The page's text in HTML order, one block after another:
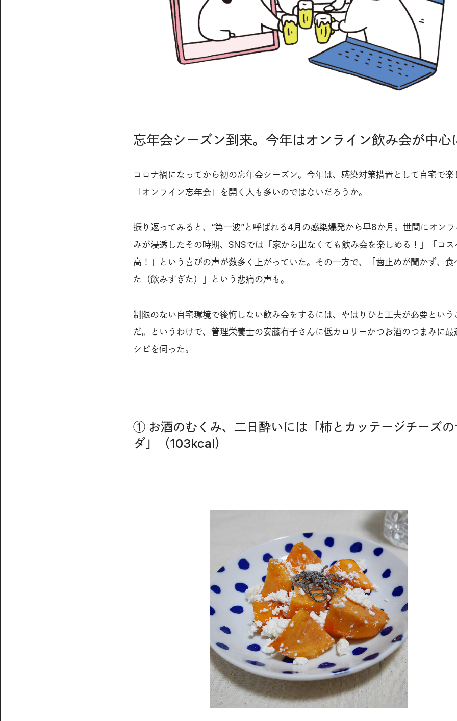
忘年会シーズン到来。今年はオンライン飲み会が中心
コロナ禍になってから初の忘年会シーズン。今年は、感染対策措置として自宅で楽
「オンライン忘年会」を開く人も多いのではないだろうか。
振り返ってみると、“第一波”と呼ばれる4月の感染爆発から早8か月。世間にオン
みが浸透したその時期、SNSでは「家から出なくても飲み会を楽しめる！」「コス
高！」という喜びの声が数多く上がっていた。その一方で、「歯止めが聞かず、食
た（飲みすぎた）」という悲痛の声も。
制限のない自宅環境で後悔しない飲み会をするには、やはりひと工夫が必要という
だ。というわけで、管理栄養士の安藤有子さんに低カロリーかつお酒のつまみに最
シピを伺った。
① お酒のむくみ、二日酔いには「柿とカッテージチーズ
ダ」（103kcal）